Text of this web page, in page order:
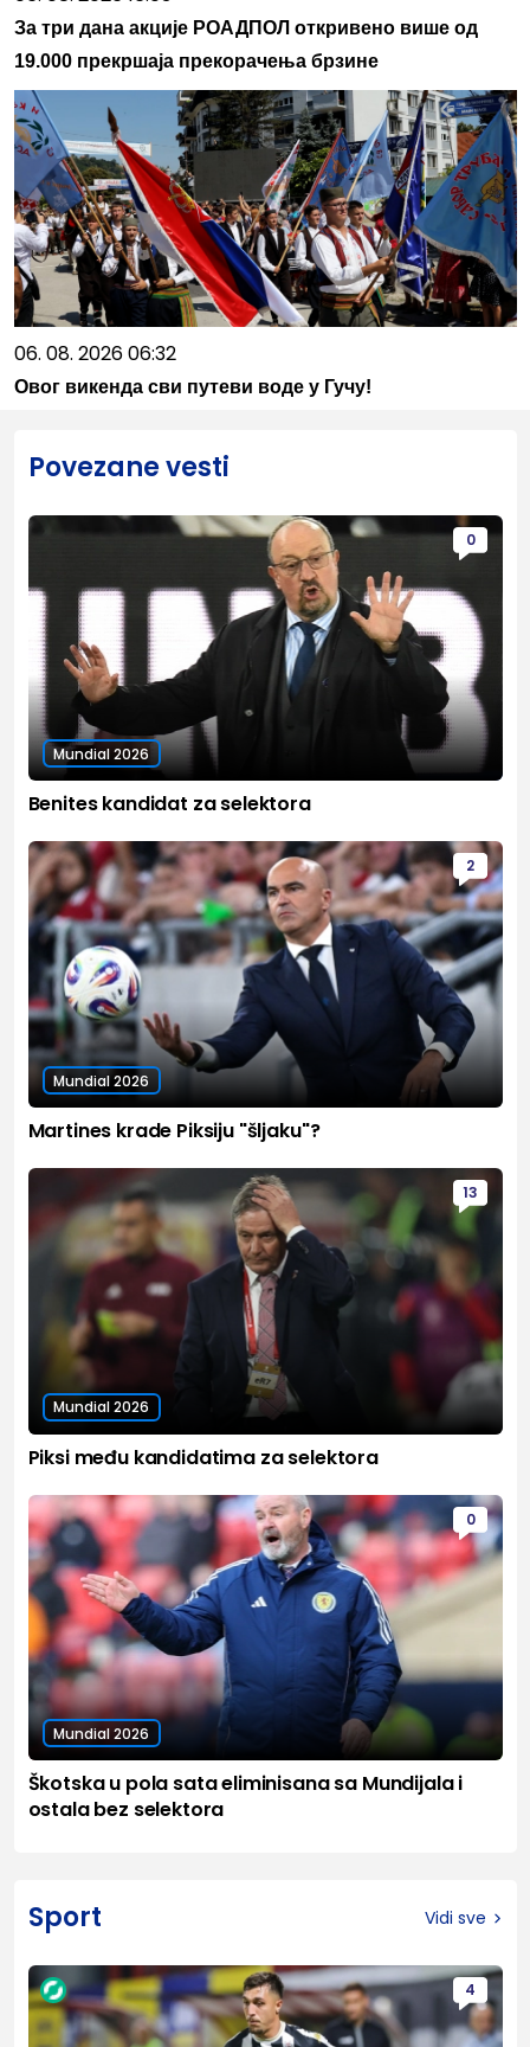
За три дана акције РОАДПОЛ откривено више од
19.000 прекршаја прекорачења брзине
06. 08. 2026 06:32
Овог викенда сви путеви воде у Гучу!
Povezane vesti
0
Mundial 2026
Benites kandidat za selektora
2
Mundial 2026
Martines krade Piksiju "šljaku"?
13
Mundial 2026
Piksi među kandidatima za selektora
0
Mundial 2026
Škotska u pola sata eliminisana sa Mundijala i
ostala bez selektora
Sport Vidi sve
4